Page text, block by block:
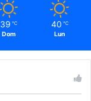
39 ℃
Dom
40 ℃
Lun